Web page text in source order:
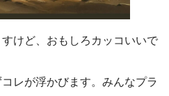
けど、おもしろカッコいいで
レが浮かびます。みんなプラ